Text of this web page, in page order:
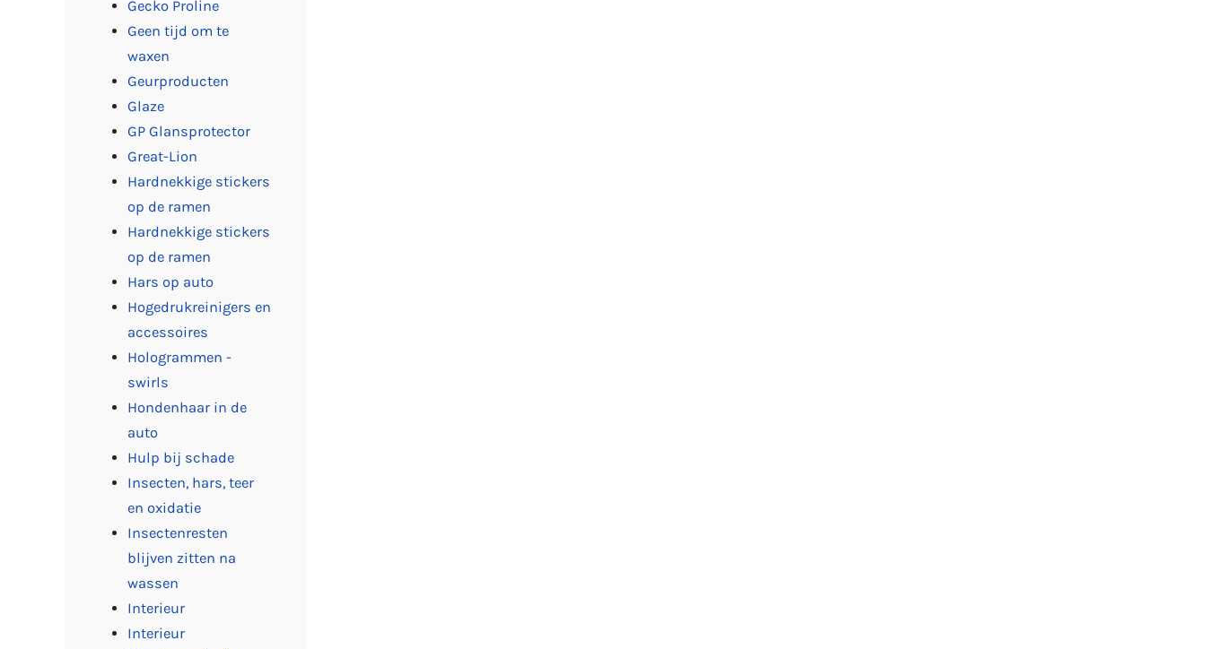
Gecko Proline
Geen tijd om te
waxen
Geurproducten
Glaze
GP Glansprotector
Great-Lion
Hardnekkige stickers
op de ramen
Hardnekkige stickers
op de ramen
Hars op auto
Hogedrukreinigers en
accessoires
Hologrammen -
swirls
Hondenhaar in de
auto
Hulp bij schade
Insecten, hars, teer
en oxidatie
Insectenresten
blijven zitten na
wassen
Interieur
Interieur